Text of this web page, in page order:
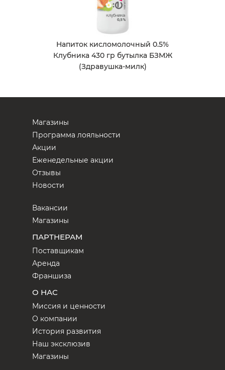
Напиток кисломолочный 0.5%
Клубника 430 гр бутылка БЗМЖ
(Здравушка-милк)
Магазины
Программа лояльности
Акции
Еженедельные акции
Отзывы
Новости
Вакансии
Магазины
ПАРТНЕРАМ
Поставщикам
Аренда
Франшиза
О НАС
Миссия и ценности
О компании
История развития
Наш эксклюзив
Магазины